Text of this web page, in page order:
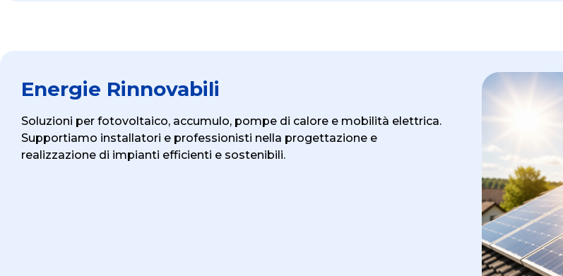
Energie Rinnovabili
Soluzioni per fotovoltaico, accumulo, pompe di calore e mobilità elettrica.
Supportiamo installatori e professionisti nella progettazione e
realizzazione di impianti efficienti e sostenibili.